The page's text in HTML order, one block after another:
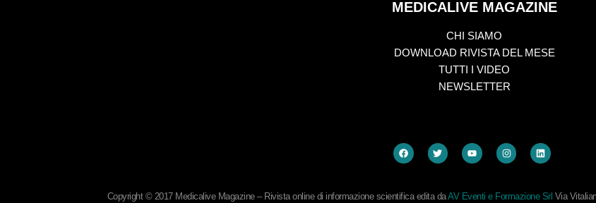
MEDICALIVE MAGAZINE
CHI SIAMO
DOWNLOAD RIVISTA DEL MESE
TUTTI I VIDEO
NEWSLETTER
Copyright © 2017 Medicalive Magazine – Rivista online di informazione scientifica edita daAV Eventi e Formazione Srl Via